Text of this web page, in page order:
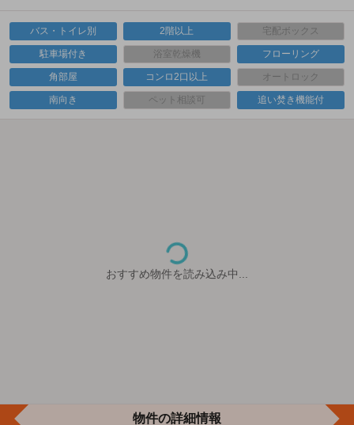
バス・トイレ別 2階以上 宅配ボックス
駐車場付き 浴室乾燥機 フローリング
角部屋 コンロ2口以上 オートロック
南向き ペット相談可 追い焚き機能付
おすすめ物件を読み込み中...
物件の詳細情報